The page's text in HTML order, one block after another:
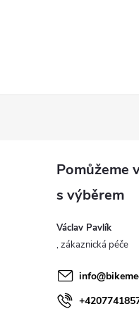
Václav Pavlík
info@